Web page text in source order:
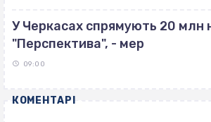
У Черкасах спрямують 20 млн
"Перспектива", - мер
09:00
КОМЕНТАРІ